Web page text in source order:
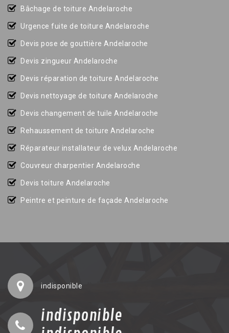
Bâchage de toiture Andelaroche
Urgence fuite de toiture Andelaroche
Devis pose de gouttière Andelaroche
Devis zingueur Andelaroche
Devis réparation de toiture Andelaroche
Devis nettoyage de toiture Andelaroche
Devis changement de tuile Andelaroche
Rehaussement de toiture Andelaroche
Réparateur installateur de velux Andelaroche
Couvreur charpentier Andelaroche
Devis toiture Andelaroche
Peintre et peinture de façade Andelaroche
indisponible
indisponible